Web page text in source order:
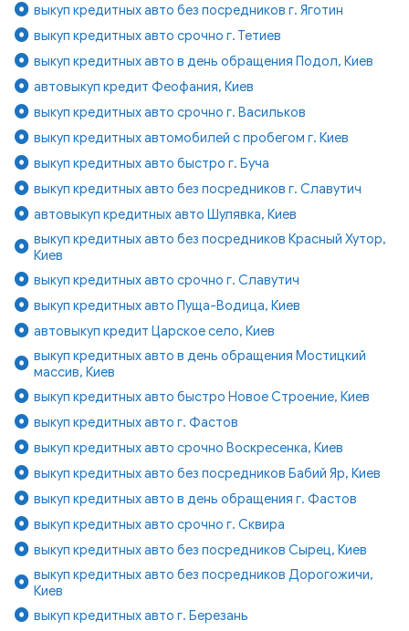
выкуп кредитных авто без посредников г. Яготин
выкуп кредитных авто срочно г. Тетиев
выкуп кредитных авто в день обращения Подол, Киев
автовыкуп кредит Феофания, Киев
выкуп кредитных авто срочно г. Васильков
выкуп кредитных автомобилей с пробегом г. Киев
выкуп кредитных авто быстро г. Буча
выкуп кредитных авто без посредников г. Славутич
автовыкуп кредитных авто Шулявка, Киев
выкуп кредитных авто без посредников Красный Хутор,
Киев
выкуп кредитных авто срочно г. Славутич
выкуп кредитных авто Пуща-Водица, Киев
автовыкуп кредит Царское село, Киев
выкуп кредитных авто в день обращения Мостицкий
массив, Киев
выкуп кредитных авто быстро Новое Строение, Киев
выкуп кредитных авто г. Фастов
выкуп кредитных авто срочно Воскресенка, Киев
выкуп кредитных авто без посредников Бабий Яр, Киев
выкуп кредитных авто в день обращения г. Фастов
выкуп кредитных авто срочно г. Сквира
выкуп кредитных авто без посредников Сырец, Киев
выкуп кредитных авто без посредников Дорогожичи,
Киев
выкуп кредитных авто г. Березань